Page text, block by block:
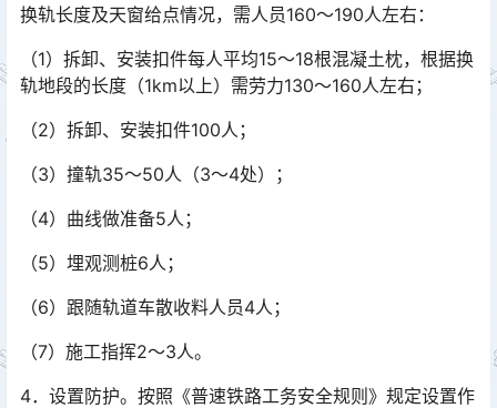
换轨长度及天窗给点情况，需人员160～190人左右：
（1）拆卸、安装扣件每人平均15～18根混凝土枕，根据换
轨地段的长度（1km以上）需劳力130～160人左右；
（2）拆卸、安装扣件100人；
（3）撞轨35～50人（3～4处）；
（4）曲线做准备5人；
（5）埋观测桩6人；
（6）跟随轨道车散收料人员4人；
（7）施工指挥2～3人。
4．设置防护。按照《普速铁路工务安全规则》规定设置作